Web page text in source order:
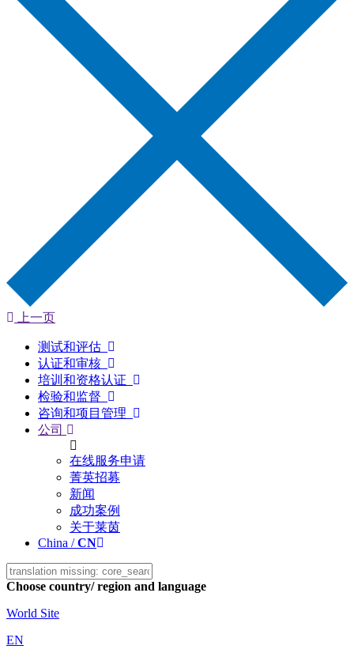
上一页
测试和评估
认证和审核
培训和资格认证
检验和监督
咨询和项目管理
公司
在线服务申请
菁英招募
新闻
成功案例
关于莱茵
China /CN
Choose country/ region and language
World Site
EN